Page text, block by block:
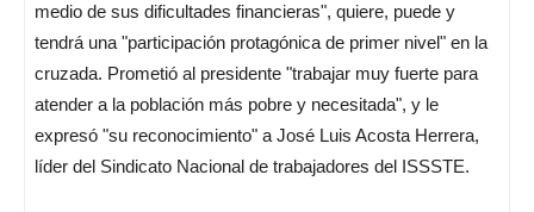
medio de sus dificultades financieras", quiere, puede y
tendrá una "participación protagónica de primer nivel" en la
cruzada. Prometió al presidente "trabajar muy fuerte para
atender a la población más pobre y necesitada", y le
expresó "su reconocimiento" a José Luis Acosta Herrera,
líder del Sindicato Nacional de trabajadores del ISSSTE.